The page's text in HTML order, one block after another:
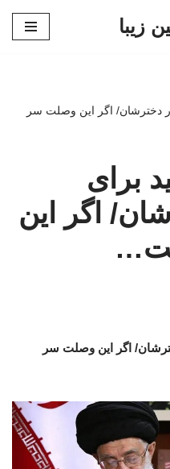
زیبا
دخترشان/ اگر این وصلت سر
برای
اگر این
اگر این وصلت سر